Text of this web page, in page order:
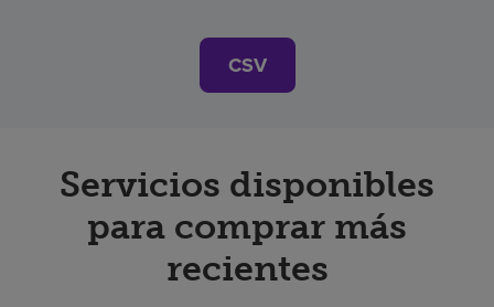
CSV
Servicios disponibles
para comprar más
recientes